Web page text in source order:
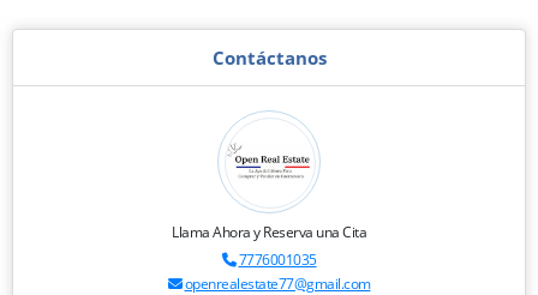
Contáctanos
Llama Ahora y Reserva una Cita
7776001035
openrealestate77@gmail.com